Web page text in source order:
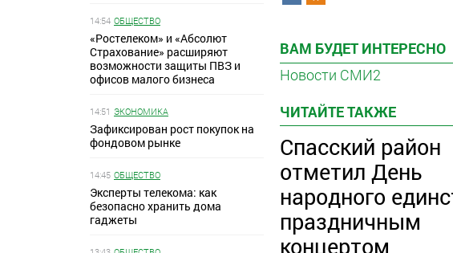
14:54 ОБЩЕСТВО
«Ростелеком» и «Абсолют
Страхование» расширяют
возможности защиты ПВЗ и
офисов малого бизнеса
14:51 ЭКОНОМИКА
Зафиксирован рост покупок на
фондовом рынке
14:45 ОБЩЕСТВО
Эксперты телекома: как
безопасно хранить дома
гаджеты
ВАМ БУДЕТ ИНТЕРЕСНО
Новости СМИ2
ЧИТАЙТЕ ТАКЖЕ
Спасский район
отметил День
народного
праздничным
концертом